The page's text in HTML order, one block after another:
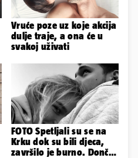
Vruće poze uz koje akcija
dulje traje, a ona će u
svakoj uživati
FOTO Spetljali su se na
Krku dok su bili djeca,
završilo je burno. Dončić